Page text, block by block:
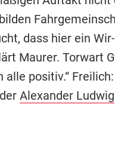
dass hier ein
Maurer. Torwart
alle positiv.“
Alexander Ludwig